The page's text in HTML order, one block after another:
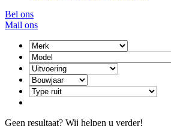
Bel ons
Mail ons
Geen resultaat? Wij helpen u verder!